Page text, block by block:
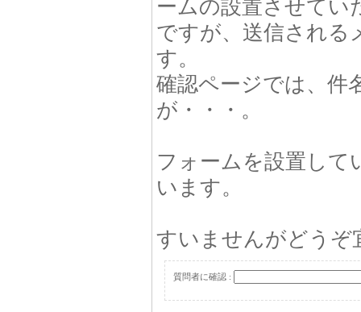
ームの設置させてい
ですが、送信される
す。
確認ページでは、件
が・・・。
フォームを設置して
います。
すいませんがどうぞ
質問者に確認 :